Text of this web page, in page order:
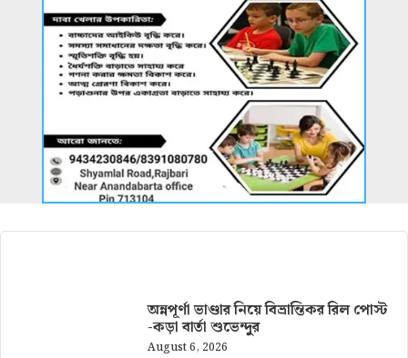
অন্নপূর্ণা ভাণ্ডার নিয়ে বিভ্রান্তিকর রিল পোস্ট
-কড়া বার্তা শুভেন্দুর
August 6, 2026